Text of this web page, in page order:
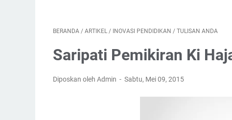
BERANDA / ARTIKEL / INOVASI PENDIDIKAN / TULISAN ANDA
Saripati Pemikiran Ki
Diposkan oleh Admin Sabtu, Mei 09, 2015